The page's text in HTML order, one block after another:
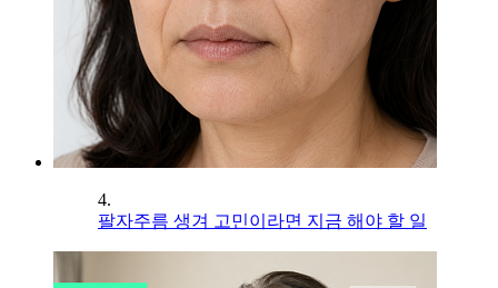
4.
팔자주름 생겨 고민이라면 지금 해야 할 일